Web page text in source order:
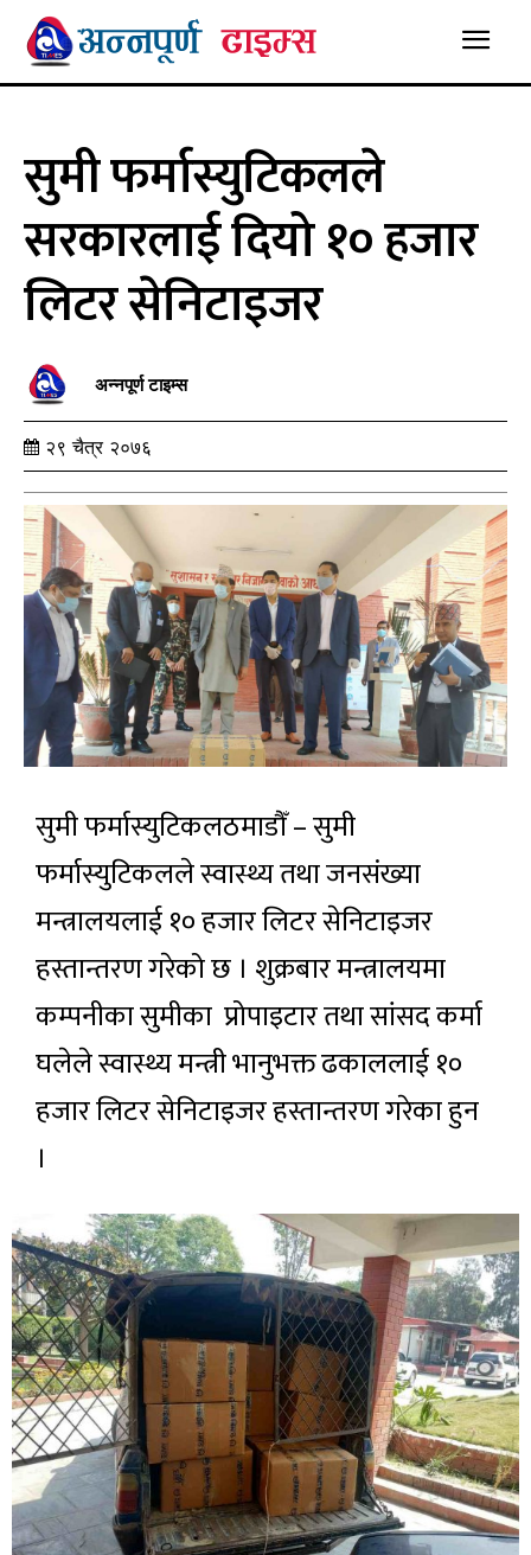
सुमी फर्मास्युटिकलले
सरकारलाई दियो १० हजार
लिटर सेनिटाइजर
अन्नपूर्ण टाइम्स
२९ चैत्र २०७६
सुमी फर्मास्युटिकलठमाडौँ – सुमी
फर्मास्युटिकलले स्वास्थ्य तथा जनसंख्या
मन्त्रालयलाई १० हजार लिटर सेनिटाइजर
हस्तान्तरण गरेको छ । शुक्रबार मन्त्रालयमा
कम्पनीका सुमीका प्रोपाइटार तथा सांसद कर्मा
घलेले स्वास्थ्य मन्त्री भानुभक्त ढकाललाई १०
हजार लिटर सेनिटाइजर हस्तान्तरण गरेका हुन
।